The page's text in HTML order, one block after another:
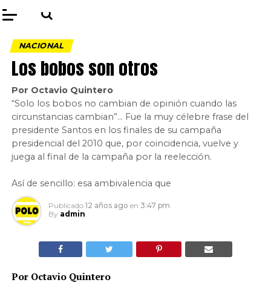
NACIONAL
Los bobos son otros
Por Octavio Quintero
“Solo los bobos no cambian de opinión cuando las
circunstancias cambian”… Fue la muy célebre frase del
presidente Santos en los finales de su campaña
presidencial del 2010 que, por coincidencia, vuelve y
juega al final de la campaña por la reelección.
Así de sencillo: esa ambivalencia que
Publicado 12 años ago en 3:47 pm
By admin
Por Octavio Quintero